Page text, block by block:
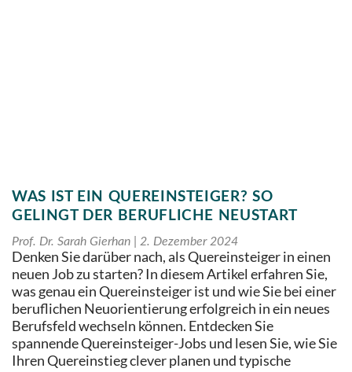
WAS IST EIN QUEREINSTEIGER? SO
GELINGT DER BERUFLICHE NEUSTART
Prof. Dr. Sarah Gierhan 2. Dezember 2024
Denken Sie darüber nach, als Quereinsteiger in einen
neuen Job zu starten? In diesem Artikel erfahren Sie,
was genau ein Quereinsteiger ist und wie Sie bei einer
beruflichen Neuorientierung erfolgreich in ein neues
Berufsfeld wechseln können. Entdecken Sie
spannende Quereinsteiger-Jobs und lesen Sie, wie Sie
Ihren Quereinstieg clever planen und typische